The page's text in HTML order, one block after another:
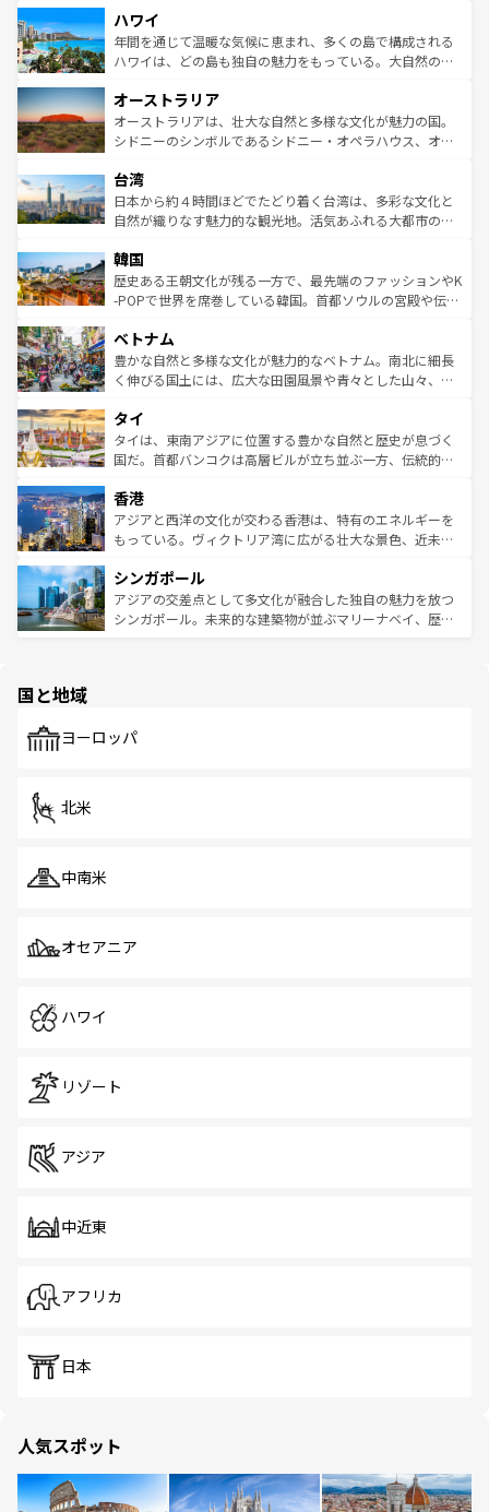
ば市内交通費無料で観光を楽しむこともできる。 なお、新
着のスイス情報はコンテンツ一覧 を参照してほしい。
のような巨大都市は、観光、ショッピング、エンターテイ
ンメントが詰まった刺激的なスポットだ。一方、アメリカ
西部には大自然が広がり、グランドキャニオンやイエロー
部のニューオーリンズでは、音楽と美食が融合した独特の
文化が魅力。旅行者はアメリカの各地域で異なる魅力を楽
しみながら、その多様性と豊かな歴史を感じることができ
ならではの贅沢な旅のスタイルだ。 なお、新着のアメリカ
情報はコンテンツ一覧を参照してほしい。
ハワイ
年間を通じて温暖な気候に恵まれ、多くの島で構成される
ハワイは、どの島も独自の魅力をもっている。大自然の神
ワイ島は見逃せない。また、定番の観光地といえばオアフ
島だが、静かな自然を求めるならマウイ島やカウアイ島が
おすすめ。エメラルドグリーンに輝く海をはじめ、豊かな
れるおもてなしの心で訪れる人々を迎えてくれるハワイの
人々、おいしいローカルフードやハワイアンミュージッ
ク、伝統的なフラダンスなど、すべてがハワイの魅力を彩
ワイを、存分に味わってほしい。 なお、新着のハワイ情報
はコンテンツ一覧を参照してほしい。
オーストラリア
オーストラリアは、壮大な自然と多様な文化が魅力の国。
シドニーのシンボルであるシドニー・オペラハウス、オー
リアリーフや大陸中央部にそびえるウルル（エアーズロッ
ク）、タスマニアの美しい原生林やケアンズの熱帯雨林な
ど、見どころがたくさん。また、カフェやワイン、オージ
いる。アクティビティも充実しており、サーフィンやダイ
ビング、ハイキングなど、アウトドア好きにはたまらな
い。オーストラリアの多彩な魅力を存分に味わいつくそ
参照してほしい。
台湾
日本から約４時間ほどでたどり着く台湾は、多彩な文化と
自然が織りなす魅力的な観光地。活気あふれる大都市の台
ン）、静ひつな山岳地帯である台湾東部など、都市の喧騒
と山間の静けさが共存しており、訪れる人に新しい発見と
驚きをもたらしてくれる。また、奥深い台湾の食文化も魅
容にもいいと評判のスイーツなど、バラエティ豊かな料理
が味わえる。 なお、新着の台湾情報は コンテンツ一覧を参
照してほしい。
韓国
歴史ある王朝文化が残る一方で、最先端のファッションやK
-POPで世界を席巻している韓国。首都ソウルの宮殿や伝統
き、地方に足を延ばせば四季折々の自然美を楽しむことが
できる。そして、キムチや焼肉、絶品のストリートフード
まで、さまざまな韓国料理が待っている。夜には、韓国な
リティに包まれながら、韓国の多彩な魅力を心ゆくまで味
わってみてほしい。 なお、新着の韓国情報はコンテンツ一
覧を参照してほしい。
ベトナム
豊かな自然と多様な文化が魅力的なベトナム。南北に細長
く伸びる国土には、広大な田園風景や青々とした山々、世
急速な発展と共に伝統が息づく。ハノイの古い町並みやホ
ーチミン市のフランス統治時代の建物も、独特の雰囲気を
醸し出している。また、バラエティの豊かさとおいしさで
とつ。フォーやバインミー、ベトナムコーヒーなどは、ぜ
ひ現地で味わいたい。どの地域を訪れてもあたたかい人々
が旅行者を迎えてくれるので、きっと忘れられない旅にな
参照してほしい。
タイ
タイは、東南アジアに位置する豊かな自然と歴史が息づく
国だ。首都バンコクは高層ビルが立ち並ぶ一方、伝統的な
の活気が交差している。北部ではチェンマイなどの山岳地
帯で自然と触れ合い、南部ではプーケットやクラビの美し
いビーチでリゾート気分を楽しむことができる。タイ料理
激する。気候は一年中温暖で、どの季節にも異なる楽しみ
が待っている。親しみやすいタイの人々、仏教を中心とし
た文化、そして多様な観光資源が、訪れる旅人を魅了し続
香港
アジアと西洋の文化が交わる香港は、特有のエネルギーを
もっている。ヴィクトリア湾に広がる壮大な景色、近未来
み、どこを訪れても感動するはず。観光スポットが密集し
ており、効率よく見どころを回れるのも魅力。息をのむよ
うな絶景から文化的な体験まで、香港を存分に楽しみ尽く
シンガポール
アジアの交差点として多文化が融合した独自の魅力を放つ
シンガポール。未来的な建築物が並ぶマリーナベイ、歴史
で、ホーカーズは地元の風情を楽しめる外せないスポット
国と地域
ヨーロッパ
北米
中南米
オセアニア
ハワイ
リゾート
アジア
中近東
アフリカ
日本
人気スポット